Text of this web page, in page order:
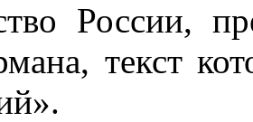
России,
текст